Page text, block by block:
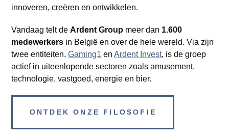
innoveren, creëren en ontwikkelen.
Vandaag telt deArdent Group meer dan 1.600
medewerkers in België en over de hele wereld. Via zijn
twee entiteiten,Gaming1 enArdent Invest, is de groep
actief in uiteenlopende sectoren zoals amusement,
technologie, vastgoed, energie en bier.
ONTDEK ONZE FILOSOFIE